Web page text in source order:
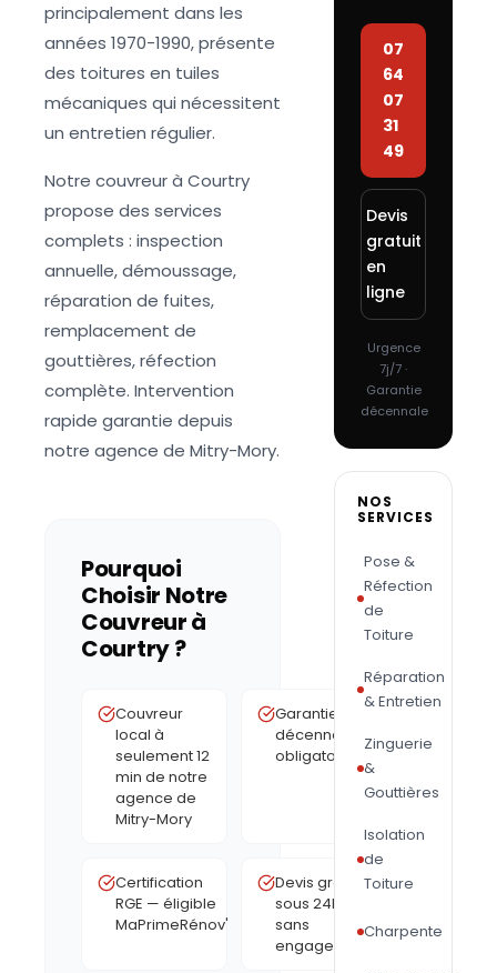
principalement dans les
années 1970-1990, présente
des toitures en tuiles
mécaniques qui nécessitent
un entretien régulier.
Notre couvreur à Courtry
propose des services
complets : inspection
annuelle, démoussage,
réparation de fuites,
remplacement de
gouttières, réfection
complète. Intervention
rapide garantie depuis
notre agence de Mitry-Mory.
Pourquoi
Choisir Notre
Couvreur à
Courtry?
Couvreur
local à
seulement 12
min de notre
agence de
Mitry-Mory
Garantie
décennale
obligatoire
Certification
RGE — éligible
MaPrimeRénov'
Devis gratuit
sous 24h,
sans
engagement
07
64
07
31
49
Devis
gratuit
en
ligne
Urgence
7j/7 ·
Garantie
décennale
NOS
SERVICES
Pose &
Réfection
de
Toiture
Réparation
& Entretien
Zinguerie
&
Gouttières
Isolation
de
Toiture
Charpente